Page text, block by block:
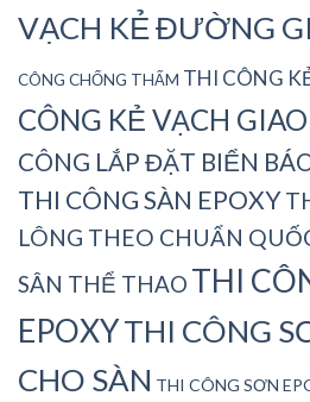
VẠCH KẺ ĐƯỜNG
CÔNG CHỐNG THẤM THI CÔNG
CÔNG KẺ VẠCH
CÔNG LẮP ĐẶT BIỂN
THI CÔNG SÀN EPOXY
LÔNG THEO CHUẨN
SÂN THỂ THAO THI
EPOXYTHI CÔNG
CHO SÀN THI CÔNG SƠN